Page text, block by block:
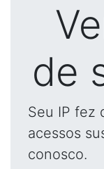
de
Seu IP fez
acessos
conosco.